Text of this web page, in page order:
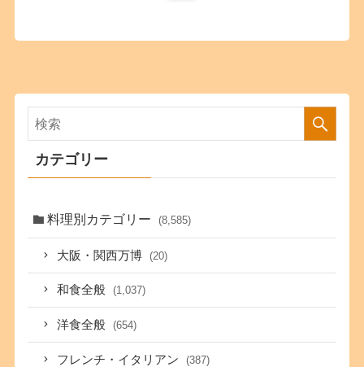
カテゴリー
料理別カテゴリー (8,585)
大阪・関西万博 (20)
和食全般 (1,037)
洋食全般 (654)
フレンチ・イタリアン (387)